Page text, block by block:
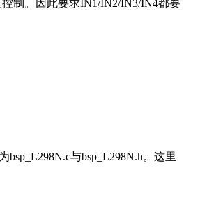
制。因此要求IN1/IN2/IN3/IN4都要
与bsp_L298N.h。这里